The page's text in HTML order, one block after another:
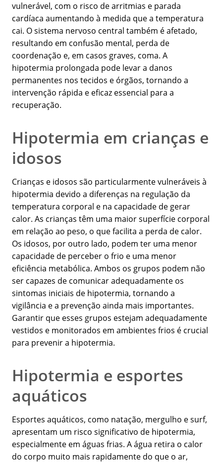
vulnerável, com o risco de arritmias e parada
cardíaca aumentando à medida que a temperatura
cai. O sistema nervoso central também é afetado,
resultando em confusão mental, perda de
coordenação e, em casos graves, coma. A
hipotermia prolongada pode levar a danos
permanentes nos tecidos e órgãos, tornando a
intervenção rápida e eficaz essencial para a
recuperação.
Hipotermia em crianças e
idosos
Crianças e idosos são particularmente vulneráveis à
hipotermia devido a diferenças na regulação da
temperatura corporal e na capacidade de gerar
calor. As crianças têm uma maior superfície corporal
em relação ao peso, o que facilita a perda de calor.
Os idosos, por outro lado, podem ter uma menor
capacidade de perceber o frio e uma menor
eficiência metabólica. Ambos os grupos podem não
ser capazes de comunicar adequadamente os
sintomas iniciais de hipotermia, tornando a
vigilância e a prevenção ainda mais importantes.
Garantir que esses grupos estejam adequadamente
vestidos e monitorados em ambientes frios é crucial
para prevenir a hipotermia.
Hipotermia e esportes
aquáticos
Esportes aquáticos, como natação, mergulho e surf,
apresentam um risco significativo de hipotermia,
especialmente em águas frias. A água retira o calor
do corpo muito mais rapidamente do que o ar,